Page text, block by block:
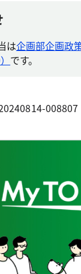
は企画部企画政
です。
008807